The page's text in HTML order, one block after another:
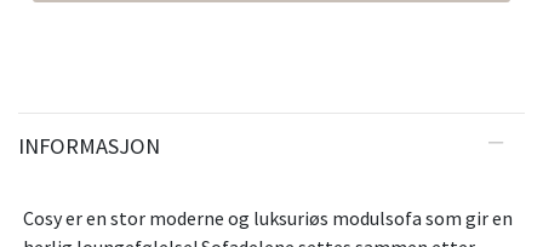
INFORMASJON
Cosy er en stor moderne og luksuriøs modulsofa som gir en